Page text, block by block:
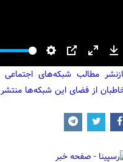
مطالب شبکه‌های
از فضای این شبکه‌ها